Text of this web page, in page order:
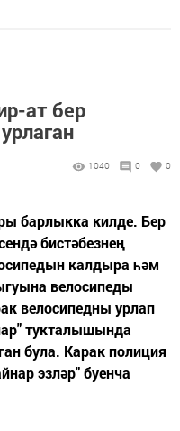
ат бер
1040 0 0
барлыкка килде. Бер
бистәбезнең
калдыра һәм
велосипеды
велосипедны урлап
тукталышында
була. Карак полиция
эзләр" буенча